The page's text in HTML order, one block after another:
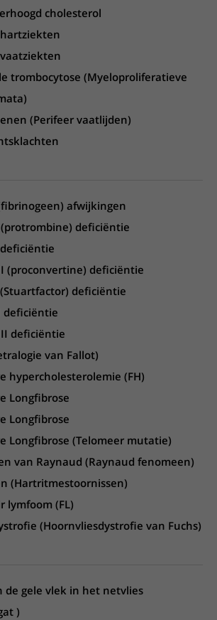
cholesterol
trombocytose (Myeloproliferatieve
(Perifeer vaatlijden)
afwijkingen
deficiëntie
(proconvertine) deficiëntie
(Stuartfactor) deficiëntie
deficiëntie
deficiëntie
van Fallot)
hypercholesterolemie (FH)
Longfibrose
Longfibrose
Longfibrose (Telomeer mutatie)
van Raynaud (Raynaud fenomeen)
(Hartritmestoornissen)
lymfoom (FL)
(Hoornvliesdystrofie van Fuchs)
de gele vlek in het netvlies
)